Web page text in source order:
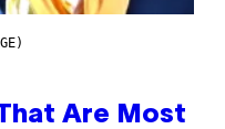
Are Most